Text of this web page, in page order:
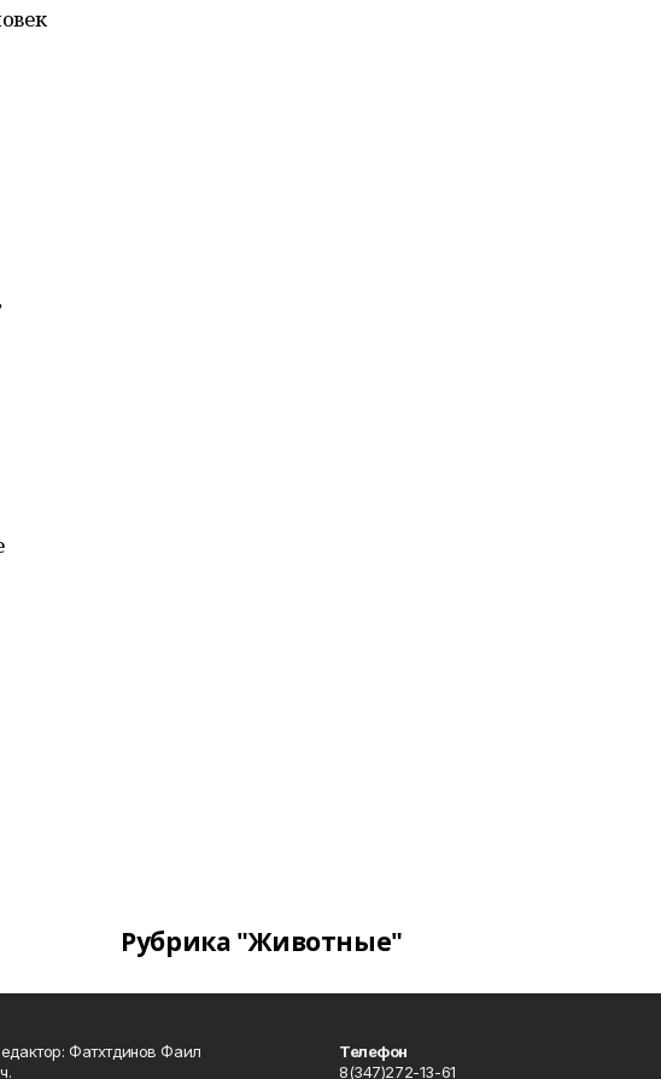
Рубрика "Животные"
Фатхтдинов Фаил
Телефон
8(347)272-13-61